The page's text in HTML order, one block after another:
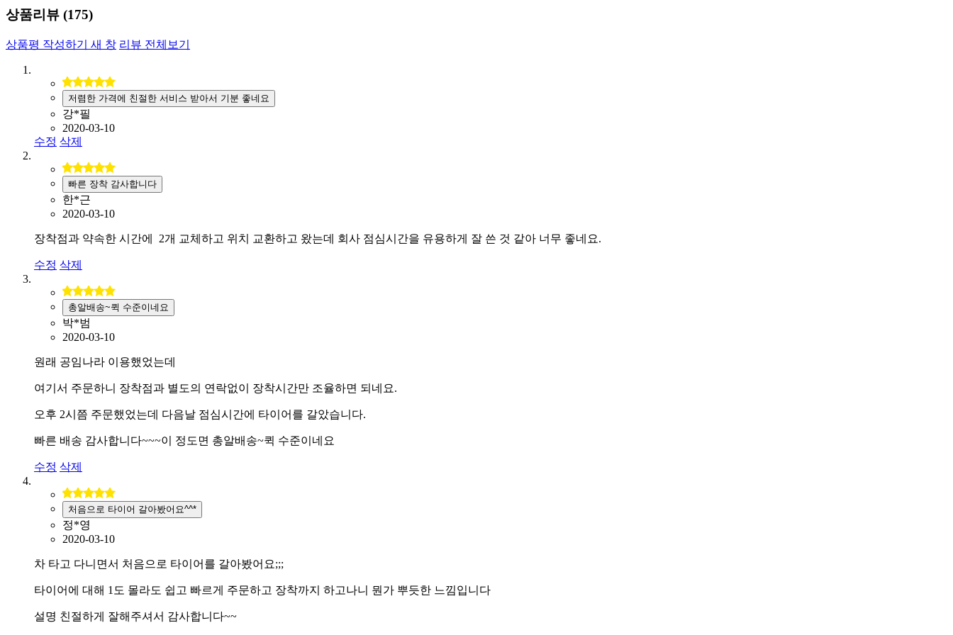
상품리뷰 (175)
상품평 작성하기 새 창 리뷰 전체보기
저렴한 가격에 친절한 서비스 받아서 기분 좋네요
강*필
2020-03-10
수정 삭제
빠른 장착 감사합니다
한*근
2020-03-10
장착점과 약속한 시간에 2개 교체하고 위치 교환하고 왔는데 회사 점심시간을 유용하게 잘 쓴 것 같아 너무 좋네요.
수정 삭제
총알배송~퀵 수준이네요
박*범
2020-03-10
원래 공임나라 이용했었는데
여기서 주문하니 장착점과 별도의 연락없이 장착시간만 조율하면 되네요.
오후 2시쯤 주문했었는데 다음날 점심시간에 타이어를 갈았습니다.
빠른 배송 감사합니다~~~이 정도면 총알배송~퀵 수준이네요
수정 삭제
처음으로 타이어 갈아봤어요^^*
정*영
2020-03-10
차 타고 다니면서 처음으로 타이어를 갈아봤어요;;;
타이어에 대해 1도 몰라도 쉽고 빠르게 주문하고 장착까지 하고나니 뭔가 뿌듯한 느낌입니다
설명 친절하게 잘해주셔서 감사합니다~~